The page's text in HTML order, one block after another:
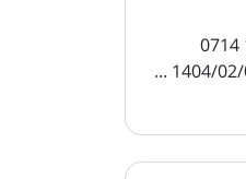
تاریخ پین 1404/02/01 0713 1404/02/02 0714